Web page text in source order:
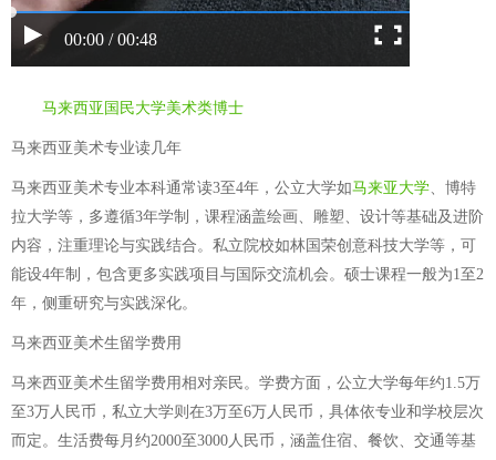
00:00 / 00:48
马来西亚国民大学美术类博士
马来西亚美术专业读几年
马来西亚美术专业本科通常读3至4年，公立大学如马来亚大学、博特
拉大学等，多遵循3年学制，课程涵盖绘画、雕塑、设计等基础及进阶
内容，注重理论与实践结合。私立院校如林国荣创意科技大学等，可
能设4年制，包含更多实践项目与国际交流机会。硕士课程一般为1至2
年，侧重研究与实践深化。
马来西亚美术生留学费用
马来西亚美术生留学费用相对亲民。学费方面，公立大学每年约1.5万
至3万人民币，私立大学则在3万至6万人民币，具体依专业和学校层次
而定。生活费每月约2000至3000人民币，涵盖住宿、餐饮、交通等基